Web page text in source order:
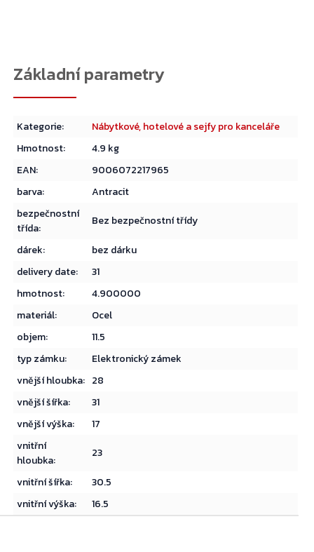
Kategorie:
Nábytkové, hotelové a sejfy pro kanceláře
Hmotnost:
4.9 kg
EAN:
9006072217965
barva:
Antracit
bezpečnostní
třída:
Bez bezpečnostní třídy
dárek:
bez dárku
delivery date:
31
hmotnost:
4.900000
materiál:
Ocel
objem:
11.5
typ zámku:
Elektronický zámek
vnější hloubka: 28
vnější šířka:
31
vnější výška:
17
vnitřní
hloubka:
23
vnitřní šířka:
30.5
vnitřní výška: 16.5